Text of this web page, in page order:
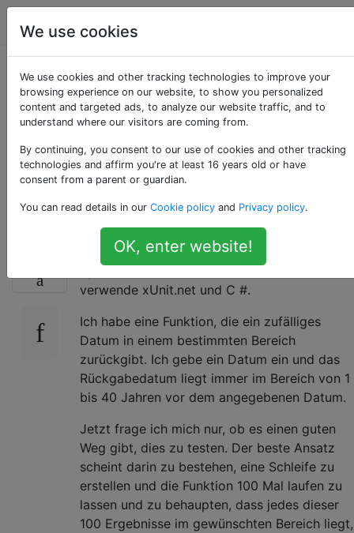
Programmierung
Unit Testing mit
Funktionen, die
zufällige Ergebnisse
liefern
Ich denke nicht, dass dies spezifisch für eine
Sprache oder ein Framework ist, aber ich
verwende xUnit.net und C #.
Ich habe eine Funktion, die ein zufälliges
Datum in einem bestimmten Bereich
zurückgibt. Ich gebe ein Datum ein und das
Rückgabedatum liegt immer im Bereich von 1
bis 40 Jahren vor dem angegebenen Datum.
Jetzt frage ich mich nur, ob es einen guten
Weg gibt, dies zu testen. Der beste Ansatz
scheint darin zu bestehen, eine Schleife zu
erstellen und die Funktion 100 Mal laufen zu
lassen und zu behaupten, dass jedes dieser
100 Ergebnisse im gewünschten Bereich liegt,
We use cookies
We use cookies and other tracking technologies to improve your
browsing experience on our website, to show you personalized
content and targeted ads, to analyze our website traffic, and to
understand where our visitors are coming from.
By continuing, you consent to our use of cookies and other tracking
technologies and affirm you're at least 16 years old or have
consent from a parent or guardian.
You can read details in our Cookie policy and Privacy policy.
OK, enter website!